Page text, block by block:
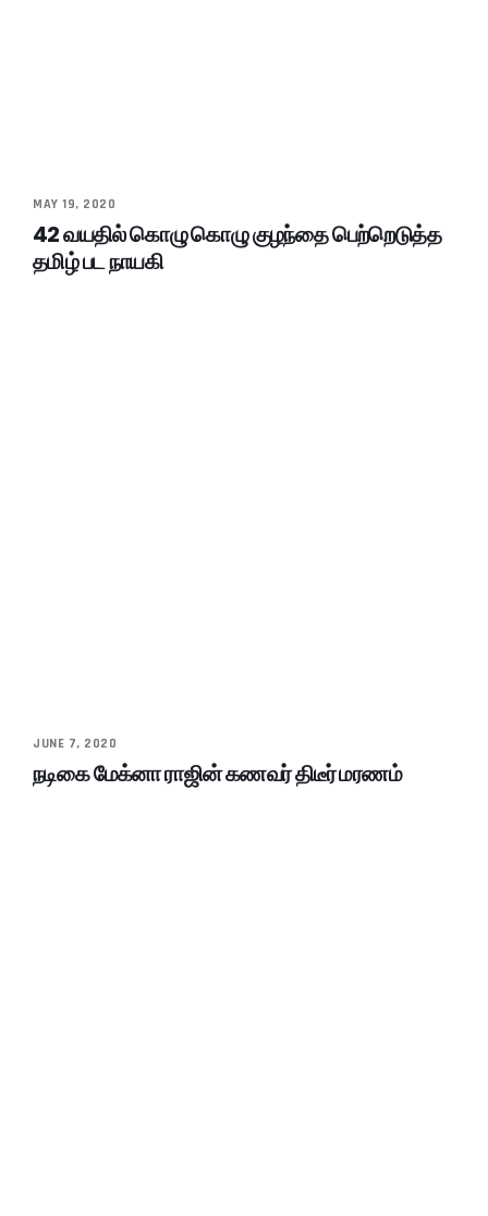
MAY 19, 2020
42 வயதில் கொழு கொழு குழந்தை பெற்றெடுத்த
தமிழ் பட நாயகி
JUNE 7, 2020
நடிகை மேக்னா ராஜின் கணவர் திடீர் மரணம்